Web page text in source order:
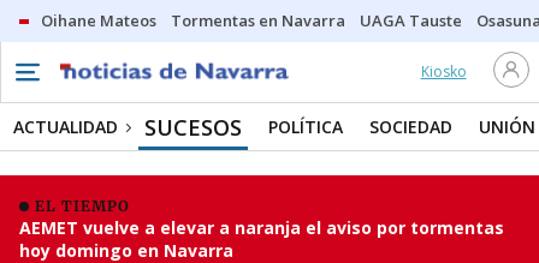
Oihane Mateos Tormentas en Navarra UAGA Tauste
Kiosko
ACTUALIDAD SUCESOS POLÍTICA SOCIEDAD UNIÓN
EL TIEMPO
AEMET vuelve a elevar a naranja el aviso por tormentas
hoy domingo en Navarra